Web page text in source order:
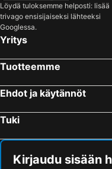
Löydä tuloksemme helposti: lisää
trivago ensisijaiseksi lähteeksi
Googlessa.
Yritys
Tuotteemme
Ehdot ja käytännöt
Tuki
Kirjaudu sisään